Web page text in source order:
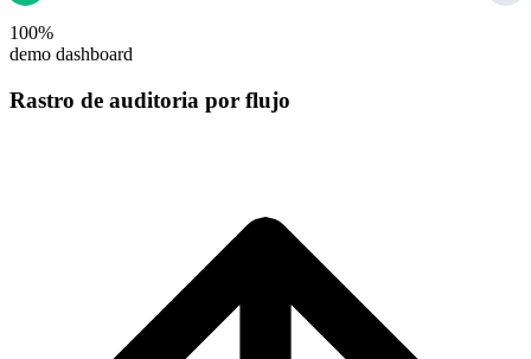
100%
demo dashboard
Rastro de auditoria por flujo